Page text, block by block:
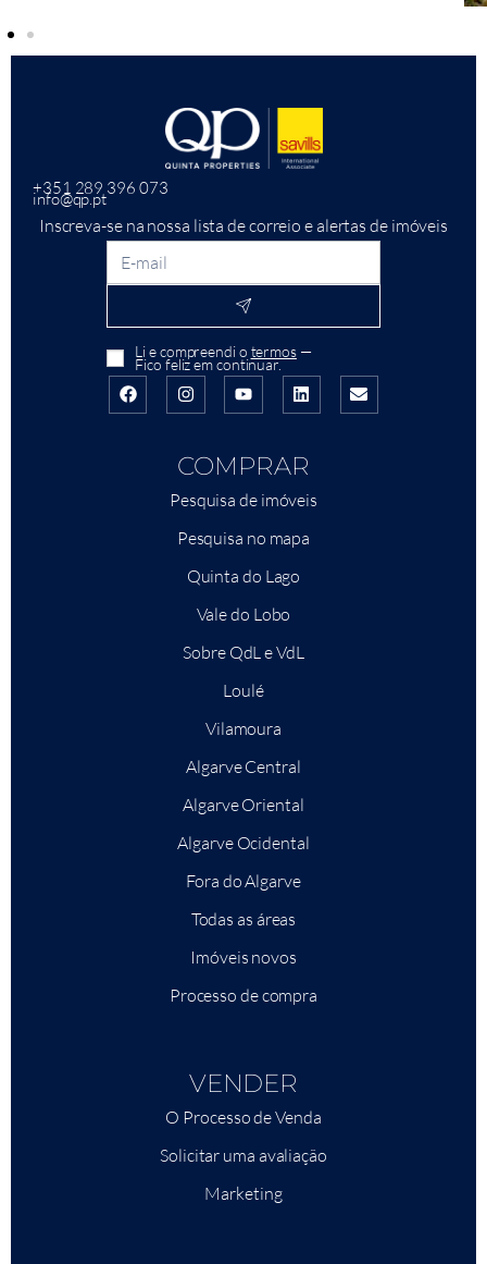
+351 289 396 073
info@qp.pt
Inscreva-se na nossa lista de correio e alertas de imóveis
Li e compreendi o termos—
Fico feliz em continuar.
COMPRAR
Pesquisa de imóveis
Pesquisa no mapa
Quinta do Lago
Vale do Lobo
Sobre QdL e VdL
Loulé
Vilamoura
Algarve Central
Algarve Oriental
Algarve Ocidental
Fora do Algarve
Todas as áreas
Imóveis novos
Processo de compra
VENDER
O Processo de Venda
Solicitar uma avaliação
Marketing